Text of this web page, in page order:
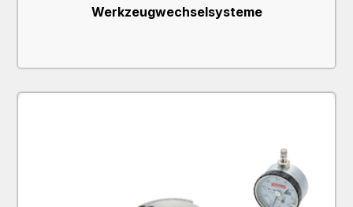
Werkzeugwechselsysteme